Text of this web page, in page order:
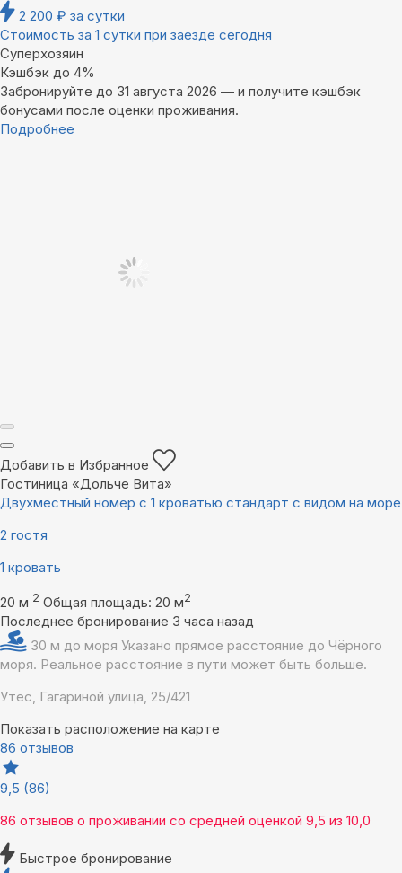
2 200 ₽ за сутки
Стоимость за 1 сутки при заезде сегодня
Суперхозяин
Кэшбэк до 4%
Забронируйте до 31 августа 2026 — и получите кэшбэк
бонусами после оценки проживания.
Подробнее
Добавить в Избранное
Гостиница «Дольче Вита»
Двухместный номер с 1 кроватью стандарт с видом на море
2 гостя
1 кровать
20 м 2 Общая площадь: 20 м2
Последнее бронирование 3 часа назад
30 м до моря Указано прямое расстояние до Чёрного
моря. Реальное расстояние в пути может быть больше.
Утес, Гагариной улица, 25/421
Показать расположение на карте
86 отзывов
9,5 (86)
86 отзывов о проживании со средней оценкой 9,5 из 10,0
Быстрое бронирование